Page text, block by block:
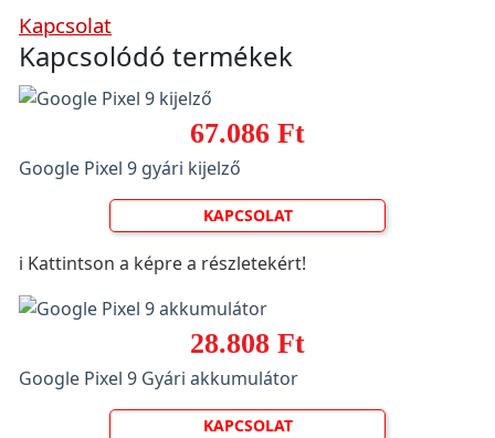
Kapcsolat
Kapcsolódó termékek
67.086 Ft
Google Pixel 9 gyári kijelző
KAPCSOLAT
ℹ️ Kattintson a képre a részletekért!
28.808 Ft
Google Pixel 9 Gyári akkumulátor
KAPCSOLAT